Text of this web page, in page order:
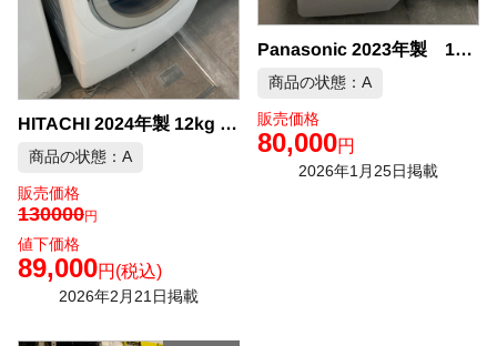
HITACHI 2024年製 12kg ドラム式洗濯機 中古品販売
商品の状態：A
販売価格
130000円
値下価格
89,000円 (税込)
2026年2月21日掲載
Panasonic 2023年製 12kg 全自動洗濯機 中古品販売
商品の状態：A
販売価格
80,000円
2026年1月25日掲載